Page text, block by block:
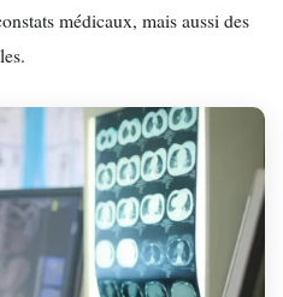
médicaux, mais aussi des